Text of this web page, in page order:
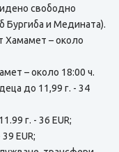
свободно
Бургиба и Медината).
Хамамет – около
– около 18:00 ч.
до 11,99 г. - 34
г. - 36 EUR;
EUR;